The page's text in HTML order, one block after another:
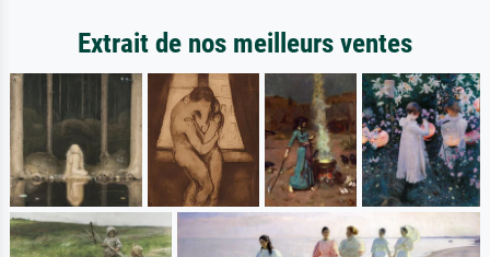
Extrait de nos meilleurs ventes